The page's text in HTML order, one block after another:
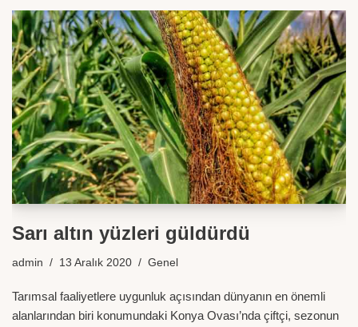
Sarı altın yüzleri güldürdü
admin 13 Aralık 2020 Genel
Tarımsal faaliyetlere uygunluk açısından dünyanın en önemli
alanlarından biri konumundaki Konya Ovası’nda çiftçi, sezonun